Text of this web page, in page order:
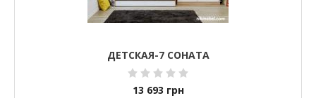
ДЕТСКАЯ-7 СОНАТА
13 693 грн